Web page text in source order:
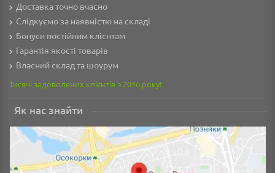
Доставка точно вчасно
Слідкуємо за наявністю на складі
Бонуси постійним клієнтам
Гарантія якості товарів
Власний склад та шоурум
Тисячі задоволених клієнтів з 2016 року!
Як нас знайти